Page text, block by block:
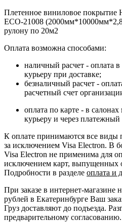
Плетенное виниловое покрытие
ECO-21008
рулону по 20м2
Оплата возможна способами:
наличный расчет - оплата
курьеру при доставке;
безналичный расчет -
расчетный счет
оплата по карте - в
курьеру и через
К оплате принимаются все виды
за исключением Visa Electron. В
Visa Electron не применима для
исключением карт, выпущенных
Подробности в разделе оплата и
При заказе в интернет-
рублей в Екатеринбурге Ваш
Груз доставляют до подъезда.
предварительному согласованию.